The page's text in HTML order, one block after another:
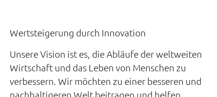
Wertsteigerung durch Innovation
Unsere Vision ist es, die Abläufe der weltweiten
Wirtschaft und das Leben von Menschen zu
verbessern. Wir möchten zu einer besseren und
nachhaltigeren Welt beitragen und helfen,